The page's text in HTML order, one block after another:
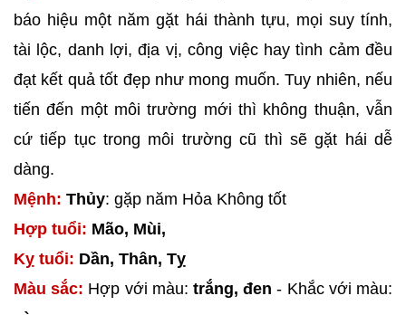
báo hiệu một năm gặt hái thành tựu, mọi suy tính,
tài lộc, danh lợi, địa vị, công việc hay tình cảm đều
đạt kết quả tốt đẹp như mong muốn. Tuy nhiên, nếu
tiến đến một môi trường mới thì không thuận, vẫn
cứ tiếp tục trong môi trường cũ thì sẽ gặt hái dễ
dàng.
Mệnh: Thủy: gặp năm Hỏa Không tốt
Hợp tuổi: Mão, Mùi,
Kỵ tuổi: Dần, Thân, Tỵ
Màu sắc: Hợp với màu:trắng, đen - Khắc với màu: